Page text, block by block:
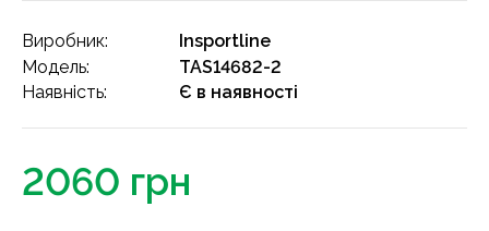
Виробник:
Insportline
Модель:
TAS14682-2
Наявність:
Є в наявності
2060 грн